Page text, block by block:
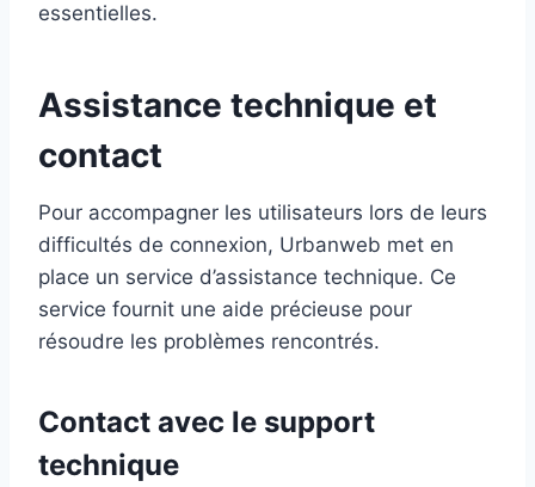
essentielles.
Assistance technique et
contact
Pour accompagner les utilisateurs lors de leurs
difficultés de connexion, Urbanweb met en
place un service d’assistance technique. Ce
service fournit une aide précieuse pour
résoudre les problèmes rencontrés.
Contact avec le support
technique